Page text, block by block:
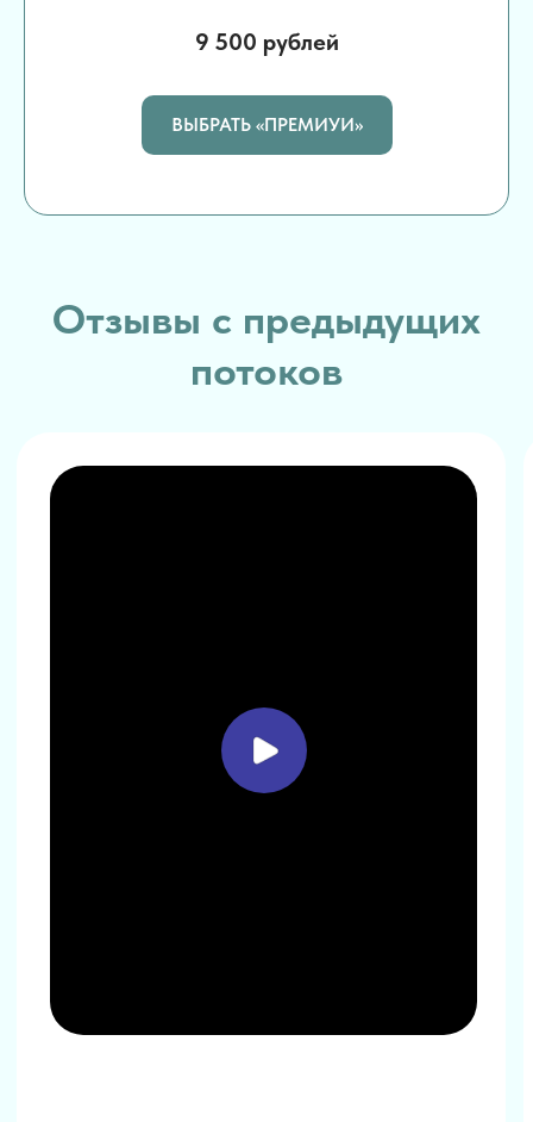
9 500 рублей
ВЫБРАТЬ «ПРЕМИУИ»
Отзывы с предыдущих
потоков